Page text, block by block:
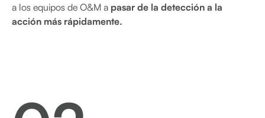
a los equipos de O&M a pasar de la detección a la
acción más rápidamente.